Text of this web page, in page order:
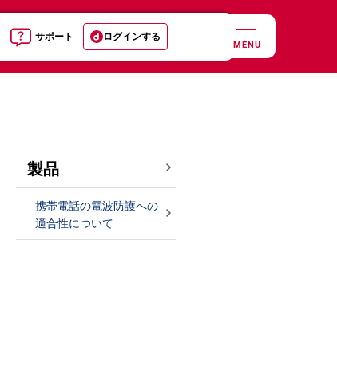
サポート ログインする
MENU
製品
携帯電話の電波防護への
適合性について